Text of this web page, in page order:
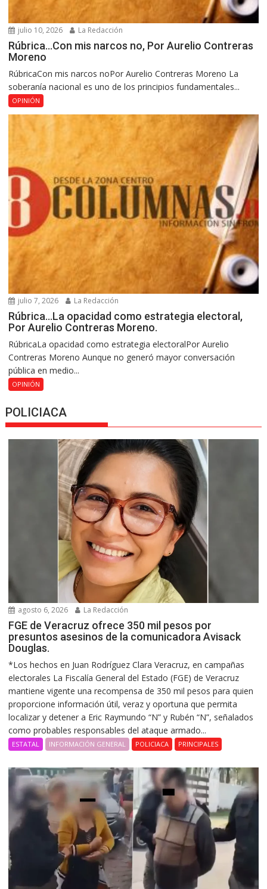
julio 10, 2026 La Redacción
Rúbrica…Con mis narcos no, Por Aurelio Contreras
Moreno
RúbricaCon mis narcos noPor Aurelio Contreras Moreno La
soberanía nacional es uno de los principios fundamentales...
OPINIÓN
julio 7, 2026 La Redacción
Rúbrica…La opacidad como estrategia electoral,
Por Aurelio Contreras Moreno.
RúbricaLa opacidad como estrategia electoralPor Aurelio
Contreras Moreno Aunque no generó mayor conversación
pública en medio...
OPINIÓN
POLICIACA
agosto 6, 2026 La Redacción
FGE de Veracruz ofrece 350 mil pesos por
presuntos asesinos de la comunicadora Avisack
Douglas.
*Los hechos en Juan Rodríguez Clara Veracruz, en campañas
electorales La Fiscalía General del Estado (FGE) de Veracruz
mantiene vigente una recompensa de 350 mil pesos para quien
proporcione información útil, veraz y oportuna que permita
localizar y detener a Eric Raymundo “N” y Rubén “N”, señalados
como probables responsables del ataque armado...
ESTATAL INFORMACIÓN GENERAL POLICIACA PRINCIPALES